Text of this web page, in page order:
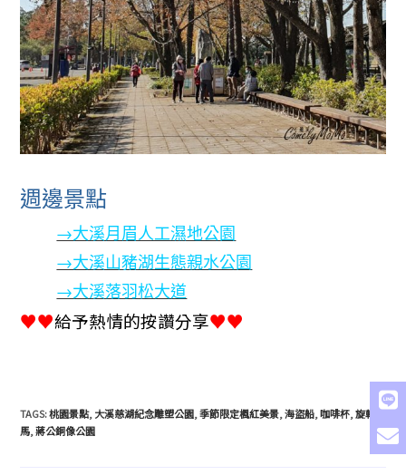
週邊景點
→大溪月眉人工濕地公園
→大溪山豬湖生態親水公園
→大溪落羽松大道
♥♥給予熱情的按讚分享♥♥
TAGS:桃園景點, 大溪慈湖紀念雕塑公園, 季節限定楓紅美景, 海盜船, 咖啡杯, 旋轉木
馬, 蔣公銅像公園